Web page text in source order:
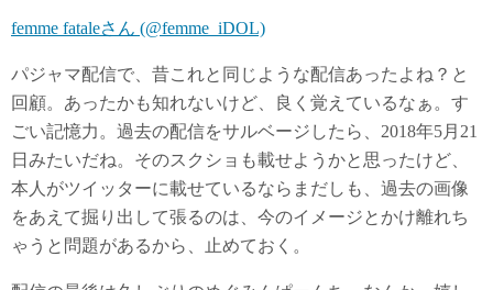
femme fataleさん (@femme_iDOL)
パジャマ配信で、昔これと同じような配信あったよね？と
回顧。あったかも知れないけど、良く覚えているなぁ。す
ごい記憶力。過去の配信をサルベージしたら、2018年5月21
日みたいだね。そのスクショも載せようかと思ったけど、
本人がツイッターに載せているならまだしも、過去の画像
をあえて掘り出して張るのは、今のイメージとかけ離れち
ゃうと問題があるから、止めておく。